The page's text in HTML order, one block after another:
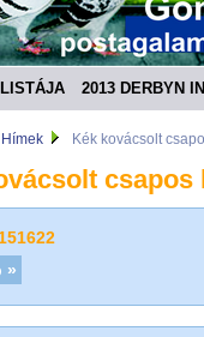
2013 DERBYN
Hímek Kék kovácsolt
csapos
»